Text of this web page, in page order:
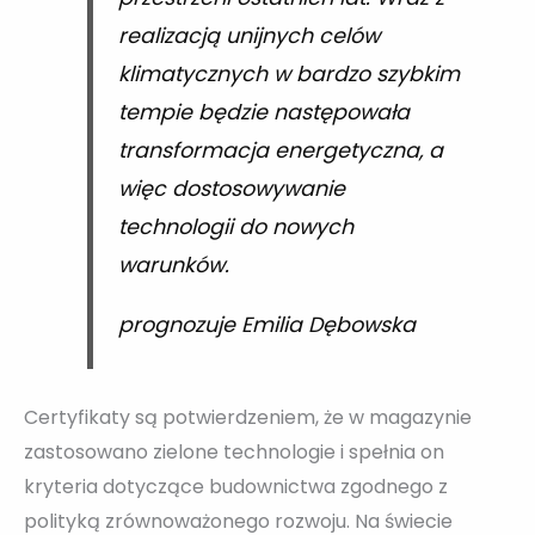
realizacją unijnych celów
klimatycznych w bardzo szybkim
tempie będzie następowała
transformacja energetyczna, a
więc dostosowywanie
technologii do nowych
warunków.
prognozuje Emilia Dębowska
Certyfikaty są potwierdzeniem, że w magazynie
zastosowano zielone technologie i spełnia on
kryteria dotyczące budownictwa zgodnego z
polityką zrównoważonego rozwoju. Na świecie